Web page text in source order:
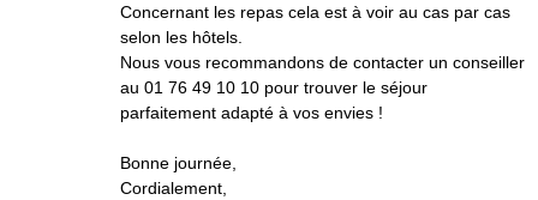
Concernant les repas cela est à voir au cas par cas
selon les hôtels.
Nous vous recommandons de contacter un conseiller
au 01 76 49 10 10 pour trouver le séjour
parfaitement adapté à vos envies !
Bonne journée,
Cordialement,